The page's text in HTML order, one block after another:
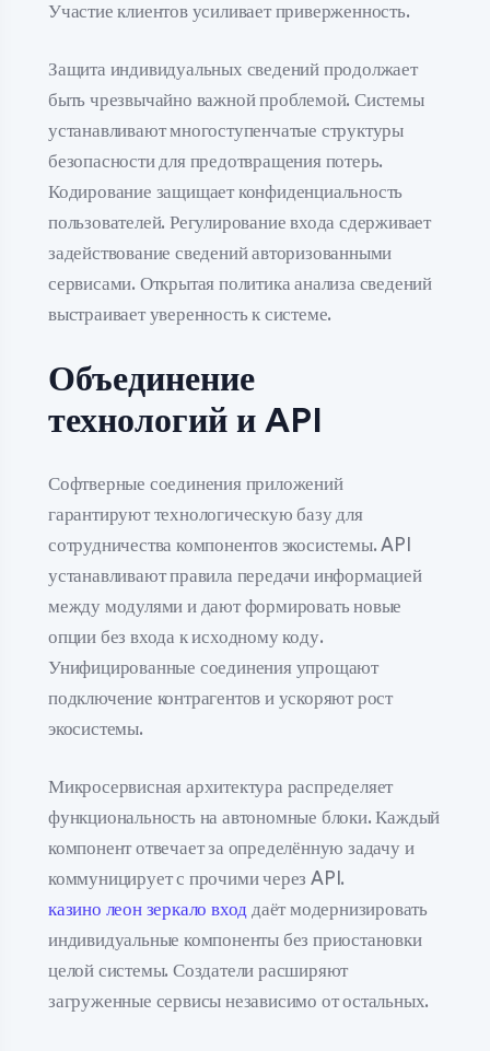
Участие клиентов усиливает приверженность.
Защита индивидуальных сведений продолжает
быть чрезвычайно важной проблемой. Системы
устанавливают многоступенчатые структуры
безопасности для предотвращения потерь.
Кодирование защищает конфиденциальность
пользователей. Регулирование входа сдерживает
задействование сведений авторизованными
сервисами. Открытая политика анализа сведений
выстраивает уверенность к системе.
Объединение
технологий и API
Софтверные соединения приложений
гарантируют технологическую базу для
сотрудничества компонентов экосистемы. API
устанавливают правила передачи информацией
между модулями и дают формировать новые
опции без входа к исходному коду.
Унифицированные соединения упрощают
подключение контрагентов и ускоряют рост
экосистемы.
Микросервисная архитектура распределяет
функциональность на автономные блоки. Каждый
компонент отвечает за определённую задачу и
коммуницирует с прочими через API.
казино леон зеркало вход даёт модернизировать
индивидуальные компоненты без приостановки
целой системы. Создатели расширяют
загруженные сервисы независимо от остальных.